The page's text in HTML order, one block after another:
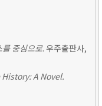
를 중심으로. 우주출판사,
History: A Novel.